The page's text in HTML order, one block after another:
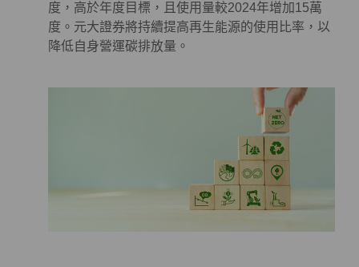
度，高於年度目標，且使用量較2024年增加15萬
度。元大證券將持續提高再生能源的使用比率，以
降低自身營運碳排放量。